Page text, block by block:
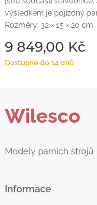
výsledkem je pojízdný
Rozměry: 32 × 15 × 20 cm.
9 849,00 Kč
Dostupné do 14 dnů
Wilesco
Modely parních strojů
Informace